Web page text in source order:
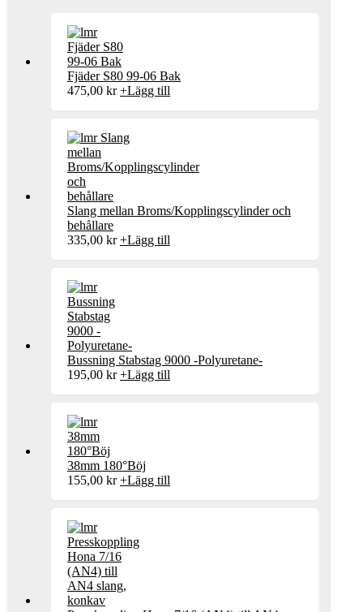
Fjäder S80 99-06 Bak
475,00 kr +Lägg till
Slang mellan Broms/Kopplingscylinder och
behållare
335,00 kr +Lägg till
Bussning Stabstag 9000 -Polyuretane-
195,00 kr +Lägg till
38mm 180°Böj
155,00 kr +Lägg till